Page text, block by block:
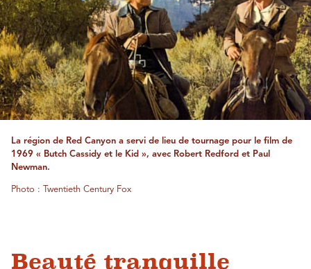
La région de Red Canyon a servi de lieu de tournage pour le film de
1969 « Butch Cassidy et le Kid », avec Robert Redford et Paul
Newman.
Photo : Twentieth Century Fox
Beauté tranquille